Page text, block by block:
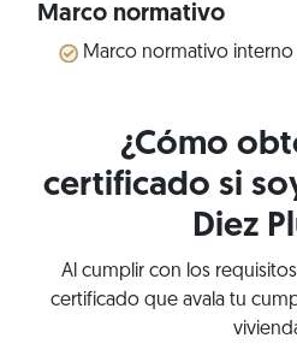
Marco normativo
Marco normativo
¿Cómo
certificado si
Diez
Al cumplir con los
certificado que avala tu